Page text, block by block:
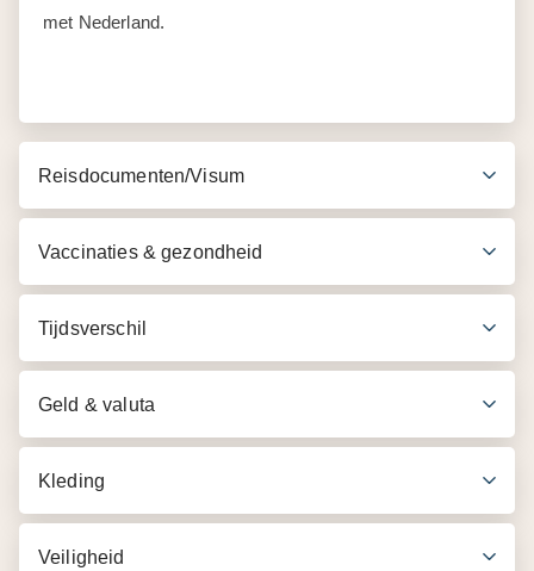
met Nederland.
Reisdocumenten/Visum
Vaccinaties & gezondheid
Tijdsverschil
Geld & valuta
Kleding
Veiligheid